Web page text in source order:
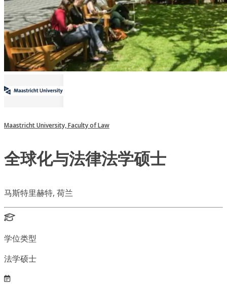
Maastricht University, Faculty of Law
全球化与法律法学硕士
马斯特里赫特, 荷兰
学位类型
法学硕士